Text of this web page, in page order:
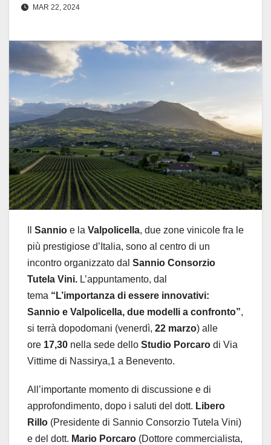
MAR 22, 2024
Sannio e la Valpolicella, due zone vinicole fra le
più prestigiose d’Italia, sono al centro di un
incontro organizzato dal Sannio Consorzio
Tutela Vini. L’appuntamento, dal
tema “L’importanza di essere innovativi:
Sannio e Valpolicella, due modelli a confronto”,
si terrà dopodomani (venerdì, 22 marzo) alle
ore 17,30 nella sede dello Studio Porcaro di Via
Vittime di Nassirya,1 a Benevento.
All’importante momento di discussione e di
approfondimento, dopo i saluti del dott. Libero
Rillo (Presidente di Sannio Consorzio Tutela Vini)
e del dott. Mario Porcaro (Dottore commercialista,